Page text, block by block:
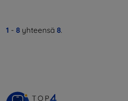
1 - 8 yhteensä 8.